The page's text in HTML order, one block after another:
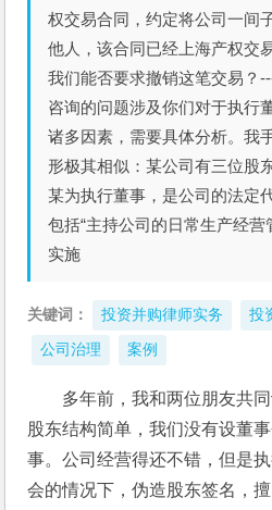
权交易合同，约定将公司一间
他人，该合同已经上海产权交
我们能否要求撤销这笔交易？
咨询的问题涉及你们对于执行
诸多因素，需要具体分析。我
形极其相似：某公司有三位股
某为执行董事，是公司的法定
包括“主持公司的日常生产经
实施
关键词： 投资并购律师实务 投
公司治理 案例
多年前，我和两位朋友共
股东结构简单，我们没有设董
事。公司经营得还不错，但是
会的情况下，伪造股东签名，